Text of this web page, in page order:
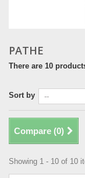
PATHE
There are 10
Sort by
Compare (0)
Showing 1 - 10 of 10